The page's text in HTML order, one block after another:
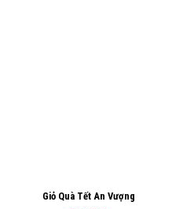
Giỏ Quà Tết An Vượng